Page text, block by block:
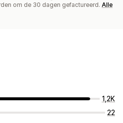
om de 30 dagen gefactureerd. Alle
1,2K
22